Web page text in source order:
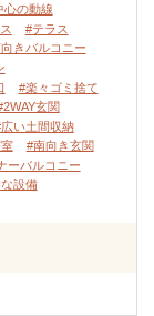
心の動線
#テラス
きバルコニー
#楽々ゴミ捨て
玄関
い土間収納
#南向き玄関
ーバルコニー
設備